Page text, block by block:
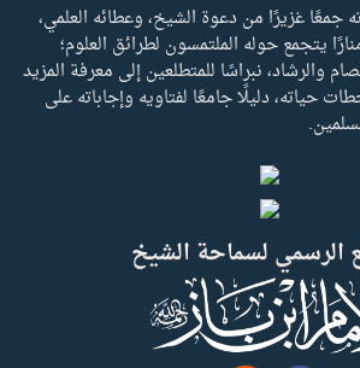
غزيرًا من دعوة الشيخ، وعطائه العلمي،
يتجمع حوله الملتمسون لطرائق العلوم؛
والرشاد، نبراسًا للمتطلعين إلى معرفة المزيد
حياته، دليلًا جامعًا لفتاويه وإجاباته على
الرسمي لسماحة الشيخ